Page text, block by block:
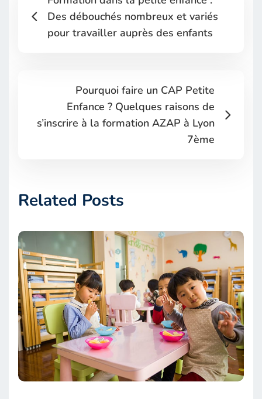
Des débouchés nombreux et variés
pour travailler auprès des enfants
Pourquoi faire un CAP Petite
Enfance ? Quelques raisons de
s’inscrire à la formation AZAP à Lyon
7ème
Related Posts